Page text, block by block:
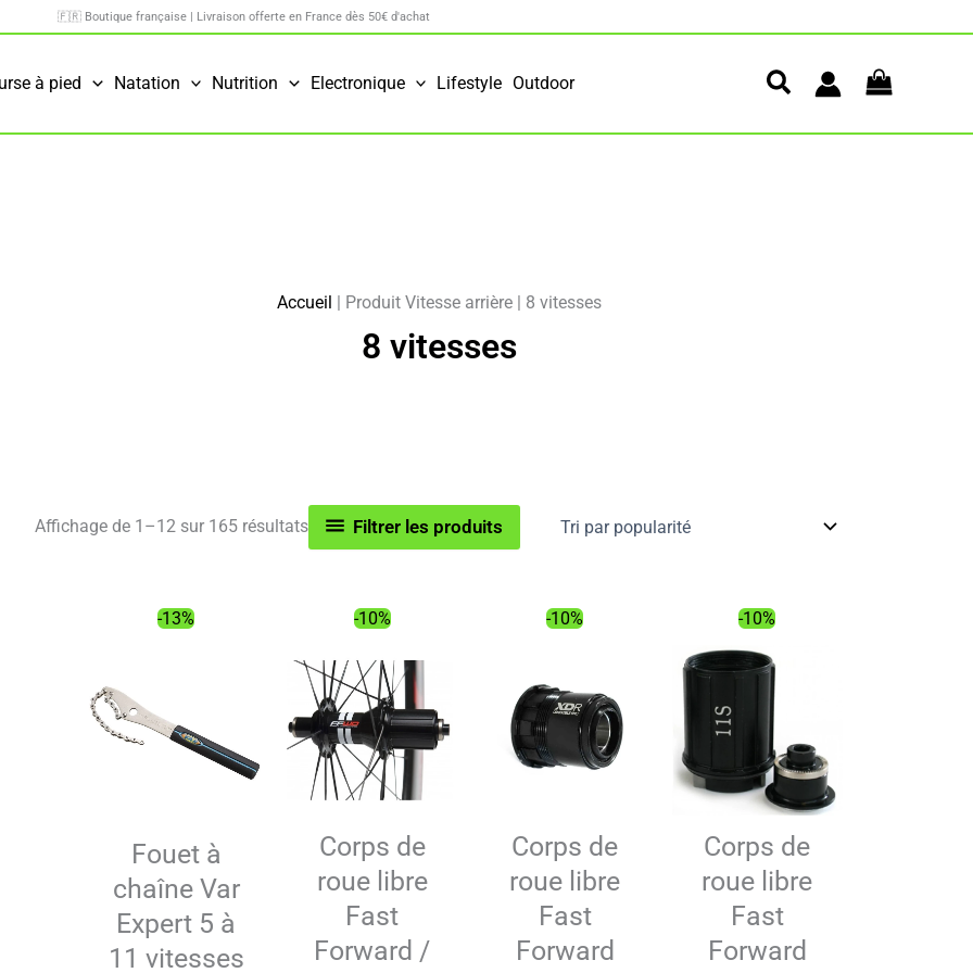
🇫🇷 Boutique française | Livraison offerte en France dès 50€ d'achat
à pied Natation Nutrition Electronique Lifestyle Outdoor
Accueil | Produit Vitesse arrière| 8 vitesses
8 vitesses
Affichage de 1–12 sur 165 résultatsTrié
par
Filtrer les produits
-13%
Fouet à
chaîne Var
Expert 5 à
11 vitesses
-10%
Corps de
roue libre
Fast
Forward /
-10%
Corps de
roue libre
Fast
Forward
-10%
Corps de
roue libre
Fast
Forward